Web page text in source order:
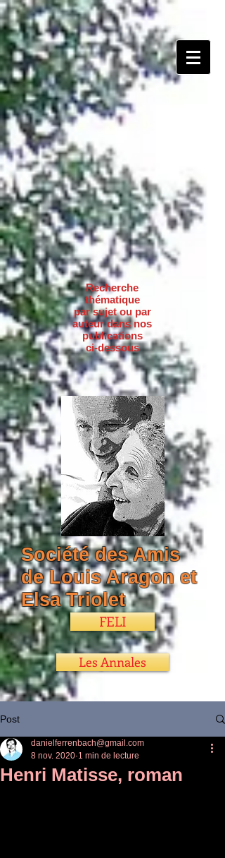
Recherche
thématique
par sujet ou par
auteur dans nos
publications
ci-dessous
Société des Amis
de Louis Aragon et
Elsa Triolet
FELI
Les Annales
Post
Henri Matisse, roman
danielferrenbach@gmail.com
8 nov. 2020 1 min de lecture